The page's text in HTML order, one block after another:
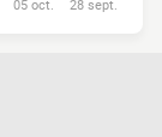
05 oct. 28 sept.